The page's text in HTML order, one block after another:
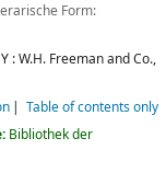
Form:
:W.H. Freeman and Co.,
Table of contents only
Bibliothek der